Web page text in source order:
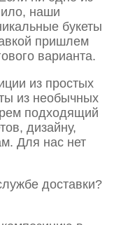
наши
букеты
пришлем
варианта.
из простых
из необычных
подходящий
дизайну,
Для нас нет
доставки?